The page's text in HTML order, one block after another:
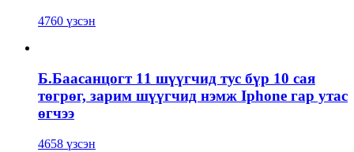
4760 үзсэн
Б.Баасанцогт 11 шүүгчид тус бүр 10 сая
төгрөг, зарим шүүгчид нэмж Iphone гар утас
өгчээ
4658 үзсэн